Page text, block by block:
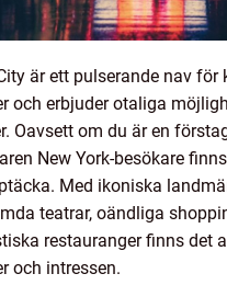
är ett pulserande nav för
och erbjuder otaliga
Oavsett om du är en
New York-besökare
Med ikoniska
teatrar, oändliga
restauranger finns det
och intressen.